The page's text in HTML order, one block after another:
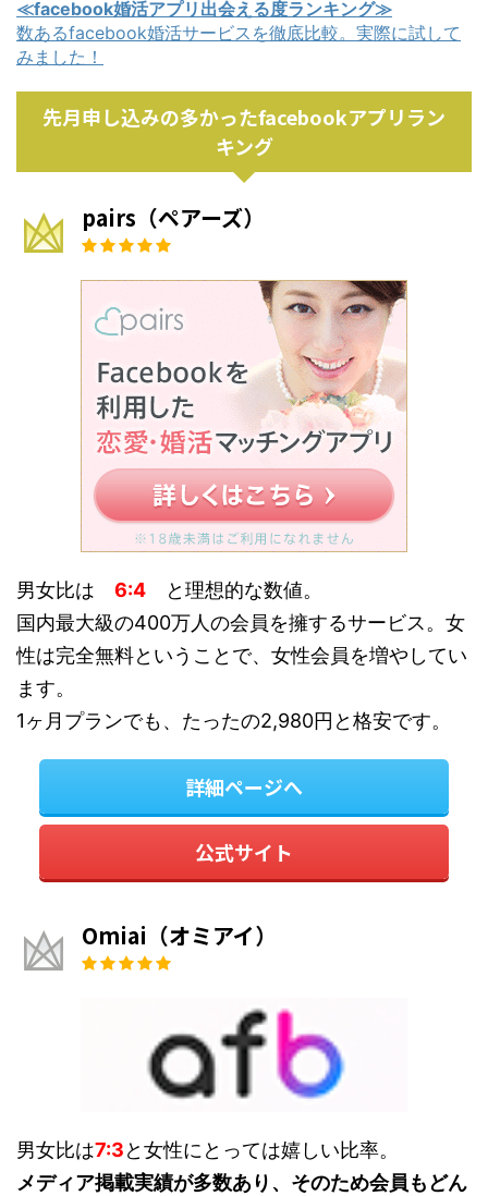
≪facebook婚活アプリ出会える度ランキング≫
数あるfacebook婚活サービスを徹底比較。実際に試して
みました！
先月申し込みの多かったfacebookアプリラン
キング
pairs（ペアーズ）
男女比は 6:4 と理想的な数値。
国内最大級の400万人の会員を擁するサービス。女
性は完全無料ということで、女性会員を増やしてい
ます。
1ヶ月プランでも、たったの2,980円と格安です。
詳細ページへ
公式サイト
Omiai（オミアイ）
男女比は7:3と女性にとっては嬉しい比率。
メディア掲載実績が多数あり、そのため会員もどん